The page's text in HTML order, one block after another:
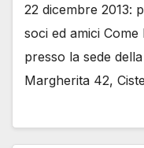
22 dicembre 2013:
soci ed amici
presso la sede
Margherita 42,